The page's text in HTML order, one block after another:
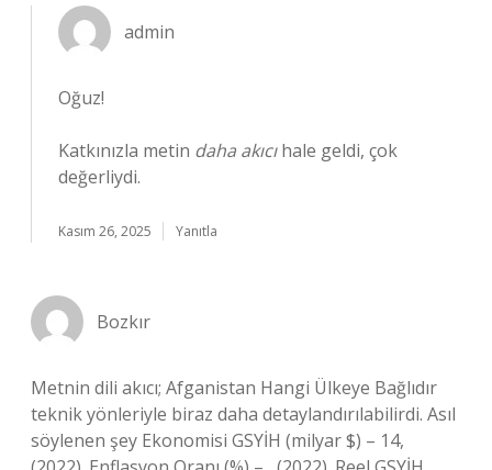
admin
Oğuz!
Katkınızla metin daha akıcıhale geldi, çok
değerliydi.
Kasım 26, 2025 Yanıtla
Bozkır
Metnin dili akıcı; Afganistan Hangi Ülkeye Bağlıdır
teknik yönleriyle biraz daha detaylandırılabilirdi. Asıl
söylenen şey Ekonomisi GSYİH (milyar $) – 14,